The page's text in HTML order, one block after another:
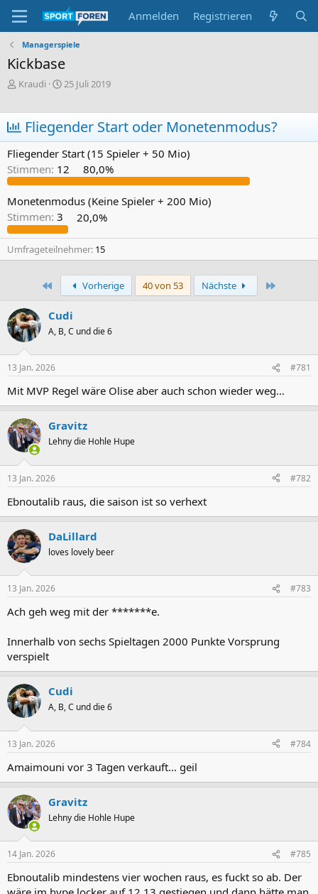
Anmelden Registrieren
Managerspiele
Kickbase
E
t
e
l
e
r
Kraudi
E
t
e
l
t
a
m
25 Juli 2019
Fliegender Start oder Monetenmodus?
Fliegender Start (15 Spieler + 50 Mio)
Stimmen: 12 80,0%
Monetenmodus (Keine Spieler + 200 Mio)
Stimmen: 3 20,0%
Umfrageteilnehmer 15
Erste Vorherige 40 von 53 Nächste
Cudi
A, B, C und die 6
13 Jan. 2026 #781
Mit MVP Regel wäre Olise aber auch schon wieder weg...
Gravitz
Lehny die Hohle Hupe
13 Jan. 2026 #782
Ebnoutalib raus, die saison ist so verhext
DaLillard
loves lovely beer
13 Jan. 2026 #783
Ach geh weg mit der *******e.
Innerhalb von sechs Spieltagen 2000 Punkte Vorsprung
verspielt
Cudi
A, B, C und die 6
13 Jan. 2026 #784
Amaimouni vor 3 Tagen verkauft... geil
Gravitz
Lehny die Hohle Hupe
14 Jan. 2026 #785
Ebnoutalib mindestens vier wochen raus, es fuckt so ab. Der